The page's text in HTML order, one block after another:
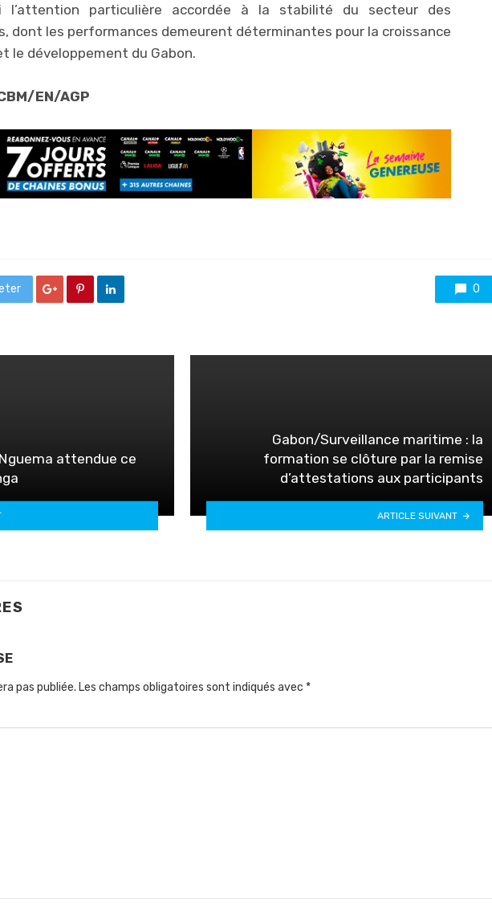
l’attention particulière accordée à la stabilité du secteur des
dont les performances demeurent déterminantes pour la croissance
le développement du Gabon.
EN/AGP
0
attendue ce
Gabon/Surveillance maritime : la
formation se clôture par la remise
d’attestations aux participants
ARTICLE SUIVANT
pas publiée. Les champs obligatoires sont indiqués avec *